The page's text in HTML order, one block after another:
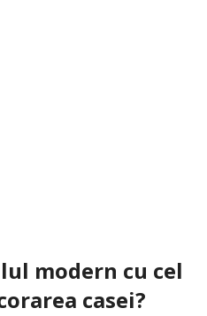
modern cu cel
casei?